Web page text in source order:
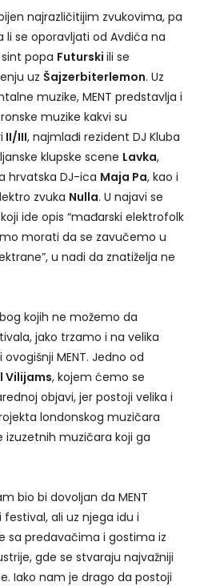
najrazličitijim zvukovima, pa
se oporavljati od Avdića na
popa Futurski ili se
uz Šajzerbiterlemon. Uz
muzike, MENT predstavlja i
muzike kakvi su
II/III, najmlađi rezident DJ Kluba
klupske scene Lavka,
hrvatska DJ-ica Maja Pa, kao i
zvuka Nulla. U najavi se
ide opis “mađarski elektrofolk
morati da se zavučemo u
u nadi da znatiželja ne
kojih ne možemo da
jako trzamo i na velika
MENT. Jedno od
Vilijams, kojem ćemo se
objavi, jer postoji velika i
londonskog muzičara
izuzetnih muzičara koji ga
bio bi dovoljan da MENT
ali uz njega idu i
sa predavačima i gostima iz
gde se stvaraju najvažniji
Iako nam je drago da postoji